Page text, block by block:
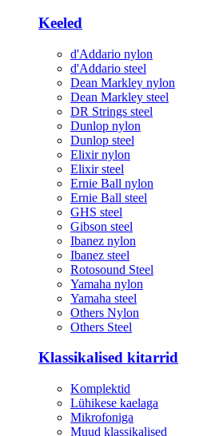
Keeled
d'Addario nylon
d'Addario steel
Dean Markley nylon
Dean Markley steel
DR Strings steel
Dunlop nylon
Dunlop steel
Elixir nylon
Elixir steel
Ernie Ball nylon
Ernie Ball steel
GHS steel
Gibson steel
Ibanez nylon
Ibanez steel
Rotosound Steel
Yamaha nylon
Yamaha steel
Others Nylon
Others Steel
Klassikalised kitarrid
Komplektid
Lühikese kaelaga
Mikrofoniga
Muud klassikalised